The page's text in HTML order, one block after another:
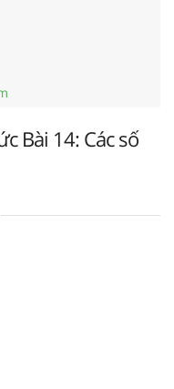
Bài 14: Các số